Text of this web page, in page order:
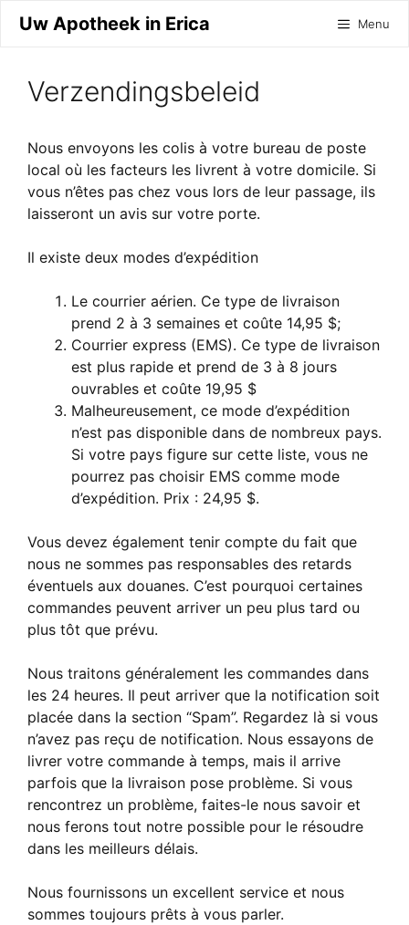
naarUw Apotheek in Erica Menu
Verzendingsbeleid
Nous envoyons les colis à votre bureau de poste
local où les facteurs les livrent à votre domicile. Si
vous n’êtes pas chez vous lors de leur passage, ils
laisseront un avis sur votre porte.
Il existe deux modes d’expédition
Le courrier aérien. Ce type de livraison
prend 2 à 3 semaines et coûte 14,95 $;
Courrier express (EMS). Ce type de livraison
est plus rapide et prend de 3 à 8 jours
ouvrables et coûte 19,95 $
Malheureusement, ce mode d’expédition
n’est pas disponible dans de nombreux pays.
Si votre pays figure sur cette liste, vous ne
pourrez pas choisir EMS comme mode
d’expédition. Prix : 24,95 $.
Vous devez également tenir compte du fait que
nous ne sommes pas responsables des retards
éventuels aux douanes. C’est pourquoi certaines
commandes peuvent arriver un peu plus tard ou
plus tôt que prévu.
Nous traitons généralement les commandes dans
les 24 heures. Il peut arriver que la notification soit
placée dans la section “Spam”. Regardez là si vous
n’avez pas reçu de notification. Nous essayons de
livrer votre commande à temps, mais il arrive
parfois que la livraison pose problème. Si vous
rencontrez un problème, faites-le nous savoir et
nous ferons tout notre possible pour le résoudre
dans les meilleurs délais.
Nous fournissons un excellent service et nous
sommes toujours prêts à vous parler.